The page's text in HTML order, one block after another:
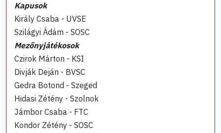
Kapusok
Király Csaba - UVSE
Szilágyi Ádám - SOSC
Mezőnyjátékosok
Czirok Márton - KSI
Divják Deján - BVSC
Gedra Botond - Szeged
Hidasi Zétény - Szolnok
Jámbor Csaba - FTC
Kondor Zétény - SOSC